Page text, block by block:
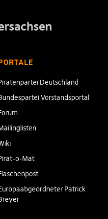
Deutschland
Vorstandsportal
o-Mat
Patrick